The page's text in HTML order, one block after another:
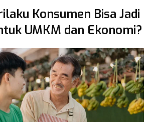
Konsumen Bisa Jadi
UMKM dan Ekonomi?